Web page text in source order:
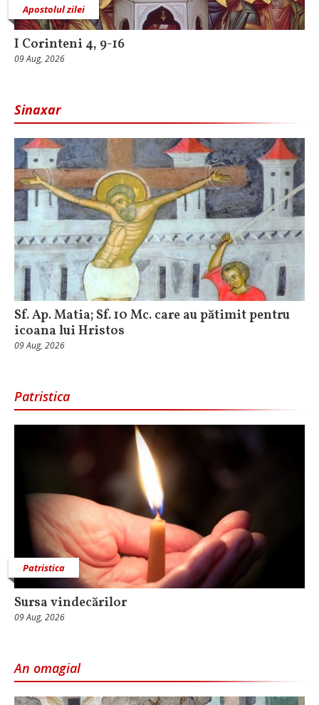
Apostolul zilei
I Corinteni 4, 9-16
09 Aug, 2026
Sinaxar
Sf. Ap. Matia; Sf. 10 Mc. care au pătimit pentru
icoana lui Hristos
09 Aug, 2026
Patristica
Patristica
Sursa vindecărilor
09 Aug, 2026
An omagial